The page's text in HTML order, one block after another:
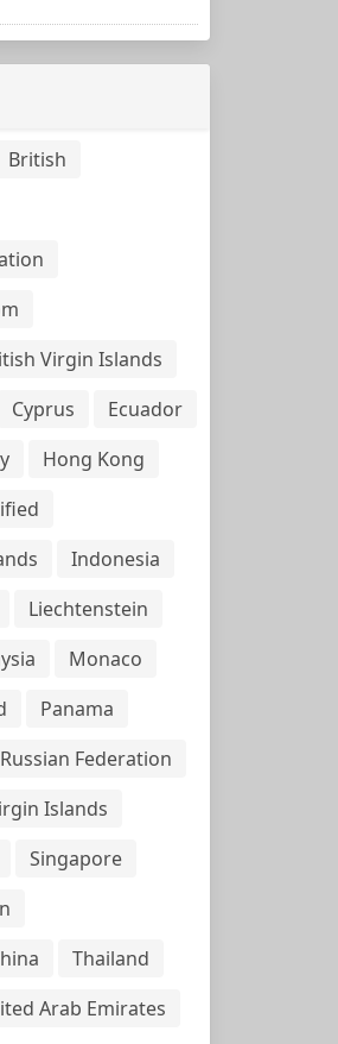
British
Virgin Islands
Cyprus
Ecuador
Hong Kong
Indonesia
Liechtenstein
Monaco
Panama
Russian Federation
Islands
Singapore
Thailand
Arab Emirates